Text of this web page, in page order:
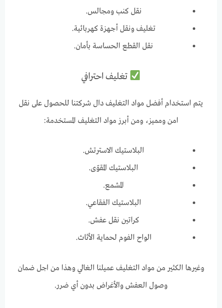
نقل كنب ومجالس.
تغليف ونقل أجهزة كهربائية.
نقل القطع الحساسة بأمان.
تغليف احترافي
يتم استخدام أفضل مواد التغليف دال شركتنا للحصول على نقل
امن ومميز، ومن أبرز مواد التغليف المستخدمة:
البلاستيك الاسترتش.
البلاستيك المقوّى.
المشمع.
البلاستيك الفقاعي.
كراتين نقل عفش.
الواح الفوم لحماية الأثاث.
وغيرها الكثير من مواد التغليف عميلنا الغالي وهذا من اجل ضمان
وصول العفش والأغراض بدون أي ضرر.